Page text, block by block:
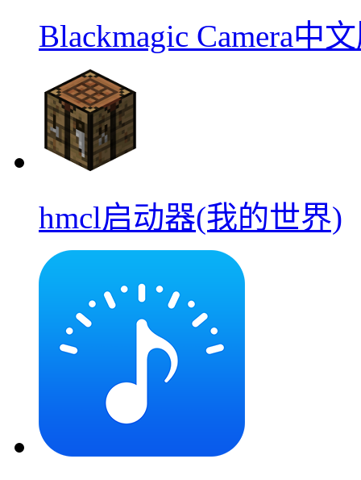
Blackmagic Camera中
hmcl启动器(我的世界)